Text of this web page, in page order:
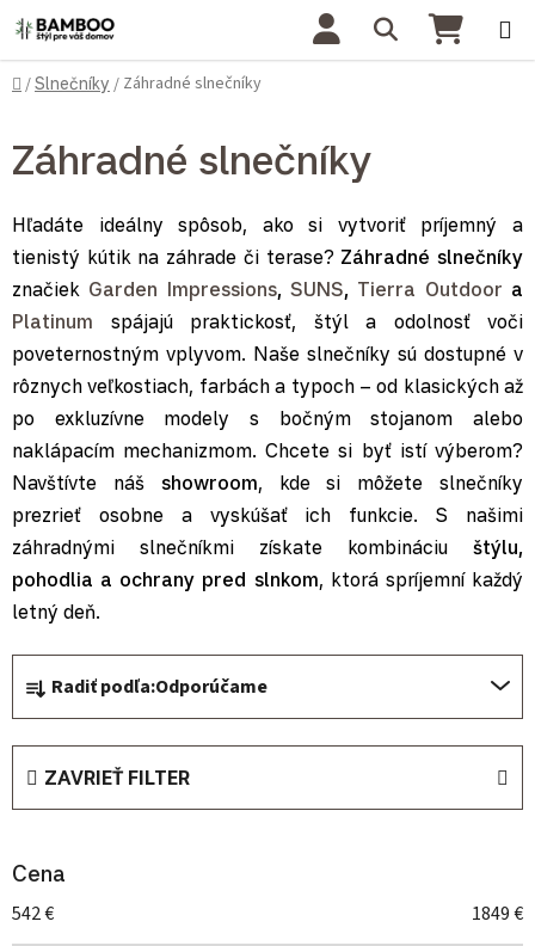
Prejsť na obsah Hľadať
Domov
/Slnečníky / Záhradné slnečníky
Záhradné slnečníky
Hľadáte ideálny spôsob, ako si vytvoriť príjemný a
tienistý kútik na záhrade či terase? Záhradné slnečníky
značiek Garden Impressions,SUNS, Tierra Outdoor a
Platinum spájajú praktickosť, štýl a odolnosť voči
poveternostným vplyvom. Naše slnečníky sú dostupné v
rôznych veľkostiach, farbách a typoch – od klasických až
po exkluzívne modely s bočným stojanom alebo
naklápacím mechanizmom. Chcete si byť istí výberom?
Navštívte náš showroom, kde si môžete slnečníky
prezrieť osobne a vyskúšať ich funkcie. S našimi
záhradnými slnečníkmi získate kombináciu štýlu,
pohodlia a ochrany pred slnkom, ktorá spríjemní každý
letný deň.
Radiť podľa:Odporúčame
ZAVRIEŤ FILTER
Cena
542€ 1849€